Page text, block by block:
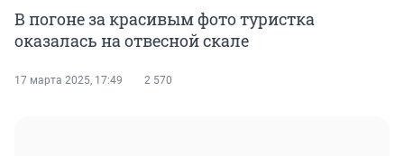
В погоне за красивым фото туристка
оказалась на отвесной скале
17 марта 2025, 17:49 2 570